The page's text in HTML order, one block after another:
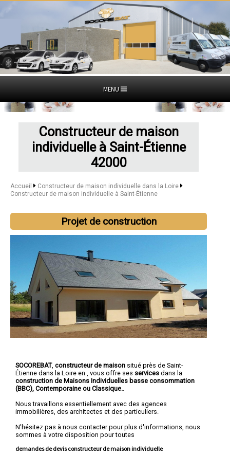
MENU
Constructeur de maison
individuelle à Saint-Étienne
42000
Accueil
Constructeur de maison individuelle dans la Loire
Constructeur de maison individuelle à Saint-Étienne
Projet de construction
SOCOREBAT, constructeur de maison situé près de Saint-
Étienne dans la Loire en , vous offre ses services dans la
construction de Maisons Individuelles basse consommation
(BBC), Contemporaine ou Classique.
Nous travaillons essentiellement avec des agences
immobilières, des architectes et des particuliers.
N'hésitez pas à nous contacter pour plus d'informations, nous
sommes à votre disposition pour toutes
demandes de devis constructeur de maison individuelle